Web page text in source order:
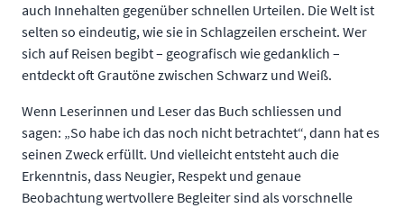
auch Innehalten gegenüber schnellen Urteilen. Die Welt ist
selten so eindeutig, wie sie in Schlagzeilen erscheint. Wer
sich auf Reisen begibt – geografisch wie gedanklich –
entdeckt oft Grautöne zwischen Schwarz und Weiß.
Wenn Leserinnen und Leser das Buch schliessen und
sagen: „So habe ich das noch nicht betrachtet“, dann hat es
seinen Zweck erfüllt. Und vielleicht entsteht auch die
Erkenntnis, dass Neugier, Respekt und genaue
Beobachtung wertvollere Begleiter sind als vorschnelle